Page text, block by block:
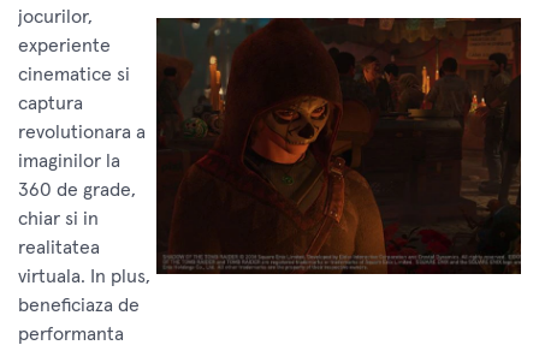
jocurilor,
experiente
cinematice si
captura
revolutionara a
imaginilor la
360 de grade,
chiar si in
realitatea
virtuala. In plus,
beneficiaza de
performanta